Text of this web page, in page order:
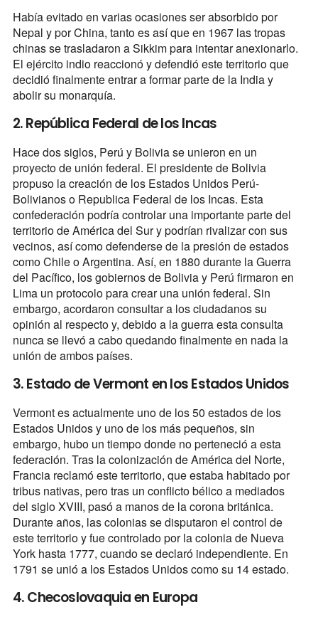
Había evitado en varias ocasiones ser absorbido por
Nepal y por China, tanto es así que en 1967 las tropas
chinas se trasladaron a Sikkim para intentar anexionarlo.
El ejército indio reaccionó y defendió este territorio que
decidió finalmente entrar a formar parte de la India y
abolir su monarquía.
2. República Federal de los Incas
Hace dos siglos, Perú y Bolivia se unieron en un
proyecto de unión federal. El presidente de Bolivia
propuso la creación de los Estados Unidos Perú-
Bolivianos o Republica Federal de los Incas. Esta
confederación podría controlar una importante parte del
territorio de América del Sur y podrían rivalizar con sus
vecinos, así como defenderse de la presión de estados
como Chile o Argentina. Así, en 1880 durante la Guerra
del Pacífico, los gobiernos de Bolivia y Perú firmaron en
Lima un protocolo para crear una unión federal. Sin
embargo, acordaron consultar a los ciudadanos su
opinión al respecto y, debido a la guerra esta consulta
nunca se llevó a cabo quedando finalmente en nada la
unión de ambos países.
3. Estado de Vermont en los Estados Unidos
Vermont es actualmente uno de los 50 estados de los
Estados Unidos y uno de los más pequeños, sin
embargo, hubo un tiempo donde no perteneció a esta
federación. Tras la colonización de América del Norte,
Francia reclamó este territorio, que estaba habitado por
tribus nativas, pero tras un conflicto bélico a mediados
del siglo XVIII, pasó a manos de la corona británica.
Durante años, las colonias se disputaron el control de
este territorio y fue controlado por la colonia de Nueva
York hasta 1777, cuando se declaró independiente. En
1791 se unió a los Estados Unidos como su 14 estado.
4. Checoslovaquia en Europa